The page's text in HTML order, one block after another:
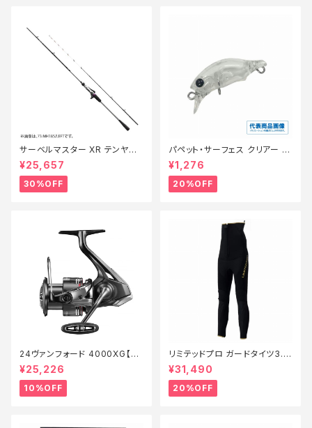
サーベルマスター XR テンヤ
73MH 185R【特価ロッド】【30】
¥25,657
30%OFF
パペット・サーフェス クリアー 0
1【特価ルアー】【20】
¥1,276
20%OFF
24ヴァンフォード 4000XG【継
続セール_リール】【10】
¥25,226
10%OFF
リミテッドプロ ガードタイツ3.0
FI−540X 黒 LB【特価装備】【2
0】
¥31,490
20%OFF